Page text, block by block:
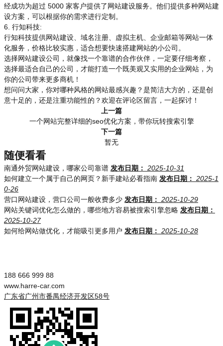
经成功为超过 5000 家客户提供了网站建设服务。他们提供多种网站建
设方案，可以根据你的需求进行定制。
6. 行知科技:
行知科技提供网站建设、域名注册、虚拟主机、企业邮箱等网站一体
化服务，价格比较实惠，适合想要快速搭建网站的小公司。
选择网站建设公司，就像找一个靠谱的合作伙伴，一定要仔细考察，
选择最适合自己的公司，才能打造一个既美观又实用的企业网站，为
你的公司带来更多商机！
想问问大家，你对哪种风格的网站最感兴趣？是简洁大方的，还是创
意十足的，还是注重功能性的？欢迎在评论区留言，一起探讨！
上一篇
一个网站完整详细的seo优化方案，带你玩转搜索引擎
下一篇
暂无
随便看看
南通外贸网站建设，哪家公司靠谱 发布日期： 2025-10-31
如何建立一个属于自己的网页？新手建站必看指南 发布日期： 2025-1
0-26
营口网站建设，营口公司一般收费多少 发布日期： 2025-10-29
网站关键词优化怎么做的，哪些地方容易被搜索引擎忽略 发布日期：
2025-10-27
如何给网站做优化，才能吸引更多用户 发布日期： 2025-10-28
188 666 999 88
www.harre-car.com
广东省广州市番禺经济开发区58号